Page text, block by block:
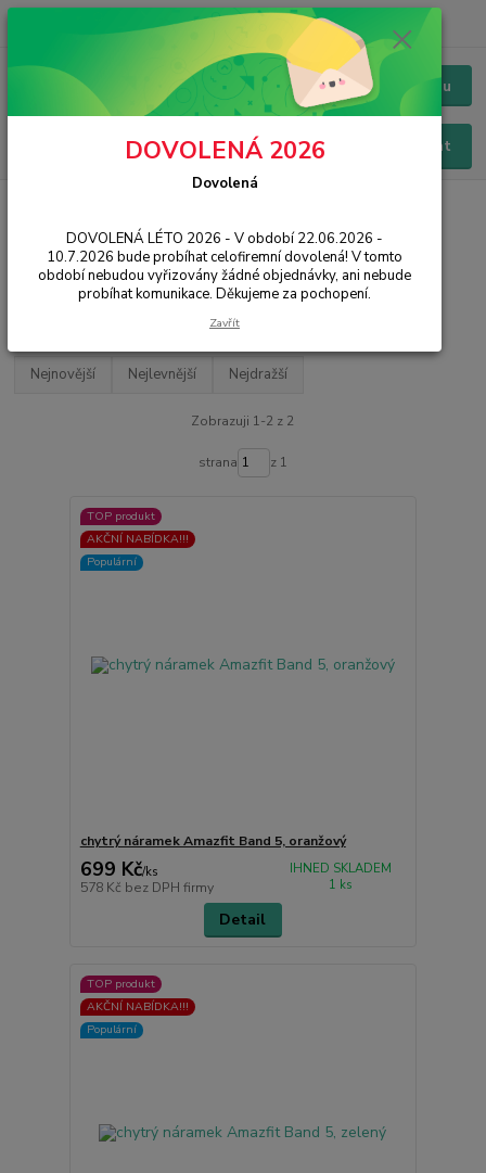
Menu
Hledat
Chat / Online podpora - 24/7
Amazfit
Filtr - výrobci a parametry
Nejnovější Nejlevnější Nejdražší
Zobrazuji 1-2 z 2
strana z 1
TOP produkt
AKČNÍ NABÍDKA!!!
Populární
chytrý náramek Amazfit Band 5, oranžový
699 Kč/ks
578 Kč bez DPH firmy
IHNED SKLADEM
1 ks
Detail
TOP produkt
AKČNÍ NABÍDKA!!!
Populární
DOVOLENÁ 2026
Dovolená
DOVOLENÁ LÉTO 2026 - V období 22.06.2026 -
10.7.2026 bude probíhat celofiremní dovolená! V tomto
období nebudou vyřizovány žádné objednávky, ani nebude
probíhat komunikace. Děkujeme za pochopení.
Zavřít